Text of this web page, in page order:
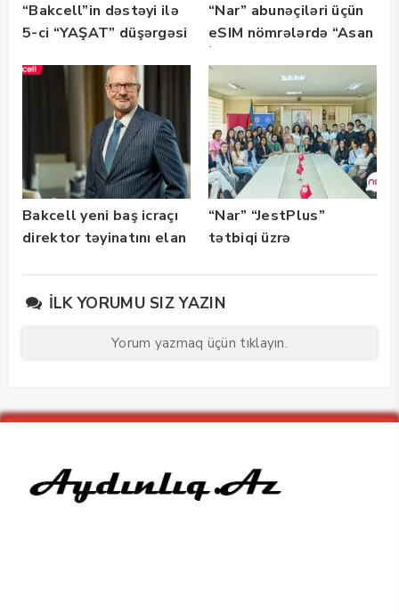
“Bakcell”in dəstəyi ilə
5-ci “YAŞAT” düşərgəsi
“Nar” abunəçiləri üçün
eSIM nömrələrdə “Asan
istifadəyə verildi
Bakcell yeni baş icraçı
direktor təyinatını elan
“Nar” “JestPlus”
tətbiqi üzrə
İLK YORUMU SIZ YAZIN
Yorum yazmaq üçün tıklayın.